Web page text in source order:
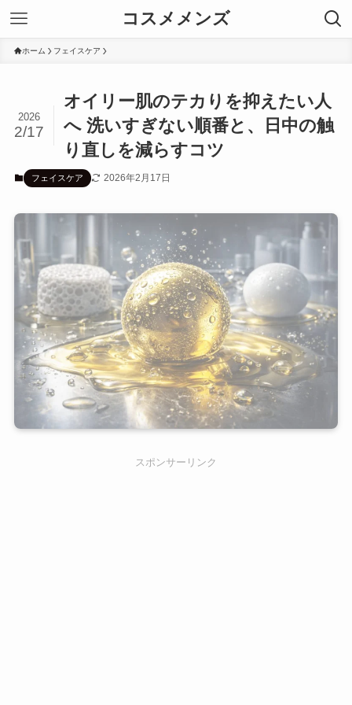
コスメメンズ
ホーム フェイスケア
オイリー肌のテカりを抑えたい人
へ 洗いすぎない順番と、日中の触
り直しを減らすコツ
2026
2/17
フェイスケア 2026年2月17日
スポンサーリンク